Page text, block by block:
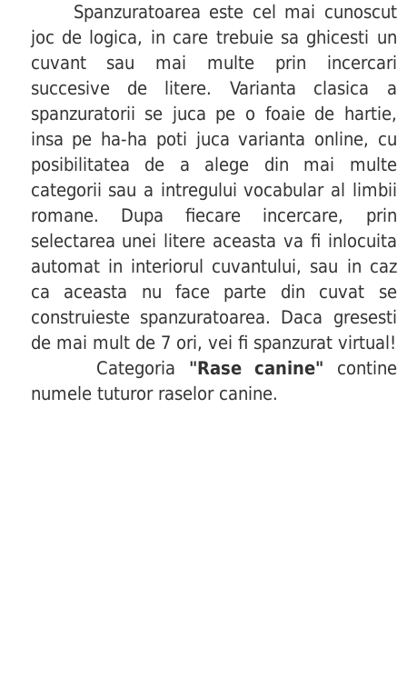
Spanzuratoarea este cel mai cunoscut
joc de logica, in care trebuie sa ghicesti un
cuvant sau mai multe prin incercari
succesive de litere. Varianta clasica a
spanzuratorii se juca pe o foaie de hartie,
insa pe ha-ha poti juca varianta online, cu
posibilitatea de a alege din mai multe
categorii sau a intregului vocabular al limbii
romane. Dupa fiecare incercare, prin
selectarea unei litere aceasta va fi inlocuita
automat in interiorul cuvantului, sau in caz
ca aceasta nu face parte din cuvat se
construieste spanzuratoarea. Daca gresesti
de mai mult de 7 ori, vei fi spanzurat virtual!
Categoria "Rase canine" contine
numele tuturor raselor canine.